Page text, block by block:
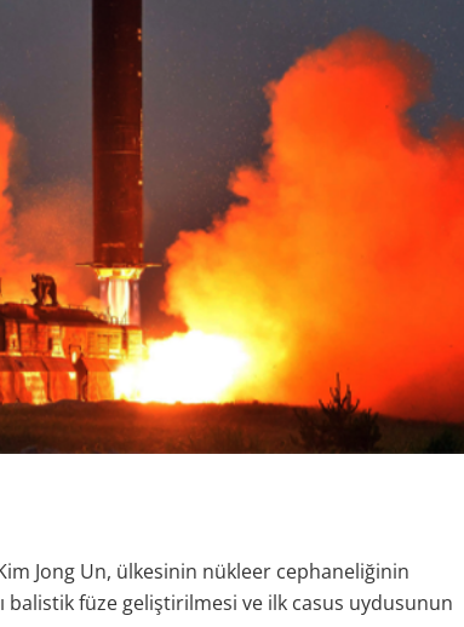
Jong Un, ülkesinin nükleer cephaneliğinin
balistik füze geliştirilmesi ve ilk casus uydusunun